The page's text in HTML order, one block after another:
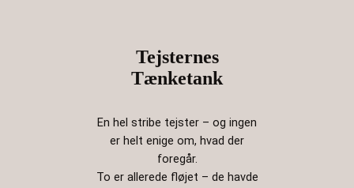
Tejsternes
Tænketank
En hel stribe tejster – og ingen
er helt enige om, hvad der
foregår.
To er allerede fløjet – de havde